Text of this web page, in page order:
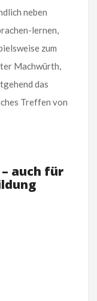
neben
lernen,
zum
Machwürth,
das
Treffen von
auch für